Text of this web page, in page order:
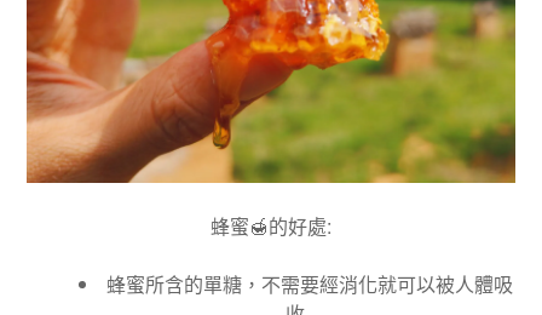
蜂蜜🍯的好處:
蜂蜜所含的單糖，不需要經消化就可以被人體吸